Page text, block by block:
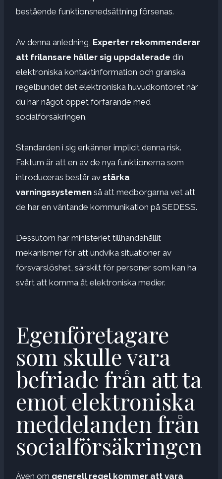
bestående funktionsnedsättning försenas.
Av denna anledning, Experter rekommenderar
att frilansare håller sig uppdaterade din
elektroniska kontaktinformation och granska
regelbundet det elektroniska huvudkontoret när
du har något öppet förfarande med
socialförsäkringen.
Standarden i sig erkänner implicit denna risk.
Faktum är att en av de nya funktionerna som
introduceras består av stärka
varningssystemen så att medborgarna vet att
de har en väntande kommunikation på SEDESS.
Dessutom har ministeriet tillhandahållit
mekanismer för att undvika situationer av
försvarslöshet, särskilt för personer som kan ha
svårt att komma åt elektroniska medier.
Egenföretagare
som skulle vara
befriade från att ta
emot elektroniska
meddelanden från
socialförsäkringen
Även om generell regel kommer att vara